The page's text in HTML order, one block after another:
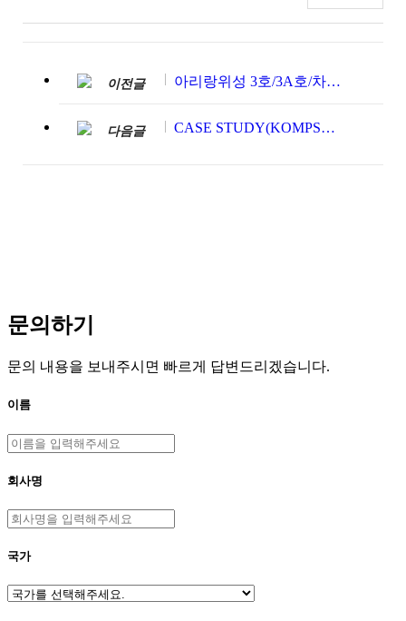
이전글 아리랑위성 3호/3A호/차세대중형위성_2024년 1월~3월
CASE STUDY(KOMPSAT-5 Orthorectification processing with SNAP)
다음글
문의하기
문의 내용을 보내주시면 빠르게 답변드리겠습니다.
이름
회사명
국가